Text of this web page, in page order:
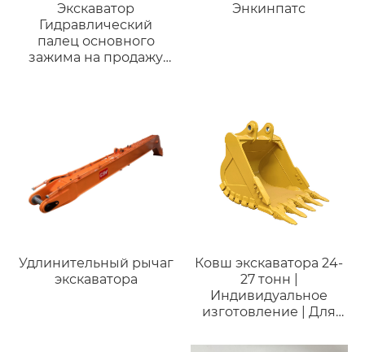
Экскаватор
Гидравлический
палец основного
зажима на продажу
Энкинпатс
Удлинительный рычаг
экскаватора
Ковш экскаватора 24-
27 тонн |
Индивидуальное
изготовление | Для